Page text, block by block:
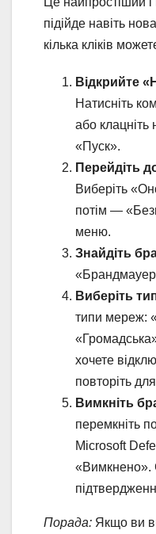
підійде навіть
кілька кліків
Відкрийте
Натисніть
або
«Пуск».
Перейдіть
Виберіть
потім —
меню.
Знайдіть
«Брандмауер
Виберіть
типи мереж:
хочете
повторіть
Вимкніть
перемкніть
Microsoft
«Вимкнено».
Порада: Якщо ви